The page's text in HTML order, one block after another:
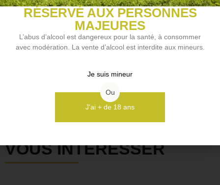
NOS VINS COUP DE COEUR
VOUS INTÉRESSER
RÉSERVÉ AUX PERSONNES
MAJEURES
L’abus d’alcool est dangereux pour la santé, à consommer
avec modération. La vente d’alcool est interdite aux mineurs.
Je suis mineur
Ou
J'ai + de 18 ans